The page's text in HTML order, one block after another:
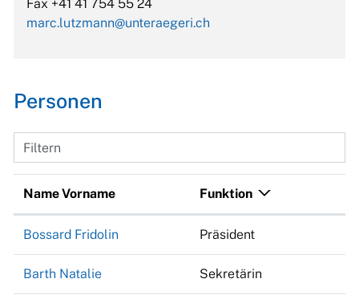
Fax +41 41 754 55 24
marc.lutzmann@unteraegeri.ch
Personen
Filtern
Name Vorname Funktion
Bossard Fridolin Präsident
Barth Natalie Sekretärin